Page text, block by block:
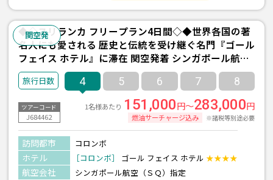
関空発
◆◇スリランカ フリープラン4日間◇◆世界各国の著
名人にも愛される 歴史と伝統を受け継ぐ名門『ゴール
フェイス ホテル』に滞在 関空発着 シンガポール航空
利用＜※1名様参加不可＞
4 5 6 7 8
ツアーコード
J684462
1名様あたり 151,000円～283,000円
燃油サーチャージ込み ※諸税等別途必要
訪問都市 コロンボ
ホテル ［コロンボ］ ゴール フェイス ホテル ★★★★
航空会社 シンガポール航空（ＳＱ）指定